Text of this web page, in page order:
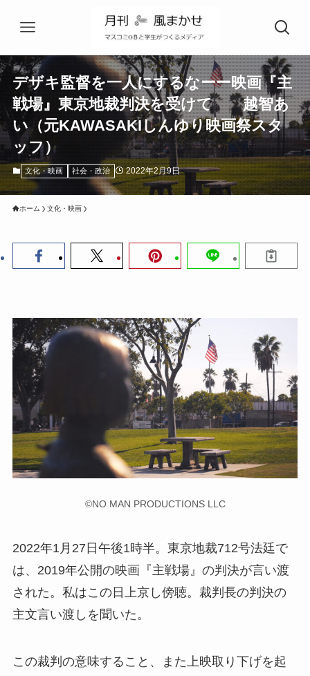
デザキ監督を一人にするなーー映画『主
戦場』東京地裁判決を受けて 越智あ
い（元KAWASAKIしんゆり映画祭スタ
ッフ）
文化・映画 社会・政治 2022年2月9日
ホーム 文化・映画
©NO MAN PRODUCTIONS LLC
2022年1月27日午後1時半。東京地裁712号法廷で
は、2019年公開の映画『主戦場』の判決が言い渡
された。私はこの日上京し傍聴。裁判長の判決の
主文言い渡しを聞いた。
この裁判の意味すること、また上映取り下げを起